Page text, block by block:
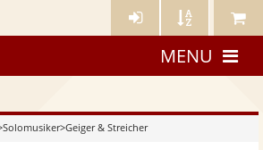
Künstler- Künstler Meine
MENU
Solomusiker>Geiger & Streicher